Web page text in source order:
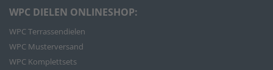
WPC DIELEN ONLINESHOP:
WPC Terrassendielen
WPC Musterversand
WPC Komplettsets